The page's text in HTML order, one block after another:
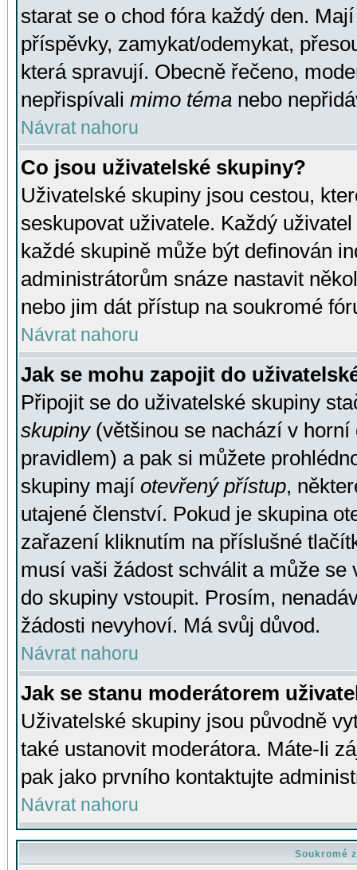
starat se o chod fóra každý den.
příspěvky, zamykat/odemykat,
která spravují. Obecně řečeno,
nepřispívali mimo téma nebo
Návrat nahoru
Co jsou uživatelské skupiny?
Uživatelské skupiny jsou cestou,
seskupovat uživatele. Každý
každé skupině může být definován
administrátorům snáze nastavit
nebo jim dát přístup na soukromé
Návrat nahoru
Jak se mohu zapojit do
Připojit se do uživatelské skupiny
skupiny(většinou se nachází v horní
pravidlem) a pak si můžete
skupiny mají otevřený přístup,
utajené členství. Pokud je skupina
zařazení kliknutím na příslušné
musí vaši žádost schválit a může se
do skupiny vstoupit. Prosím,
žádosti nevyhoví. Má svůj důvod.
Návrat nahoru
Jak se stanu moderátorem
Uživatelské skupiny jsou původně
také ustanovit moderátora. Máte-li
pak jako prvního kontaktujte
Návrat nahoru
Soukromé